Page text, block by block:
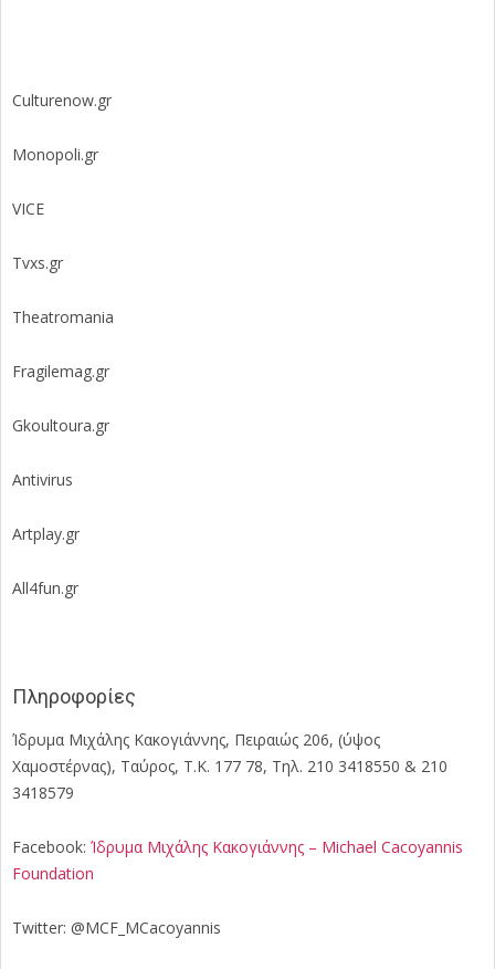
Culturenow.gr
Monopoli.gr
VICE
Tvxs.gr
Theatromania
Fragilemag.gr
Gkoultoura.gr
Antivirus
Artplay.gr
All4fun.gr
Πληροφορίες
Ίδρυμα Μιχάλης Κακογιάννης, Πειραιώς 206, (ύψος
Χαμοστέρνας), Ταύρος, Τ.Κ. 177 78, Τηλ. 210 3418550 & 210
3418579
Facebook: Ίδρυμα Μιχάλης Κακογιάννης – Michael Cacoyannis
Foundation
Twitter: @MCF_MCacoyannis